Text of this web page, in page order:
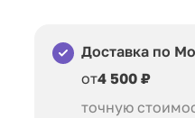
Доставка по
от4 500 ₽
точную